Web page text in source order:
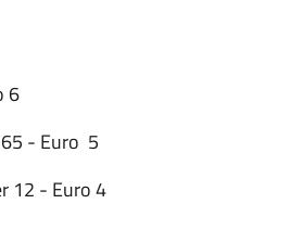
6
- Euro 5
12 - Euro 4